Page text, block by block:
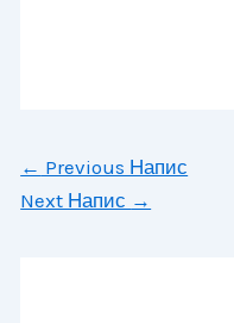
← Previous Напис
Next Напис →